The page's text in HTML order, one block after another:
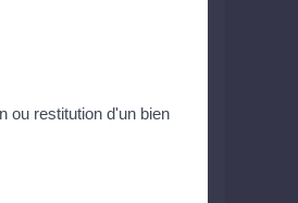
ou restitution d'un bien